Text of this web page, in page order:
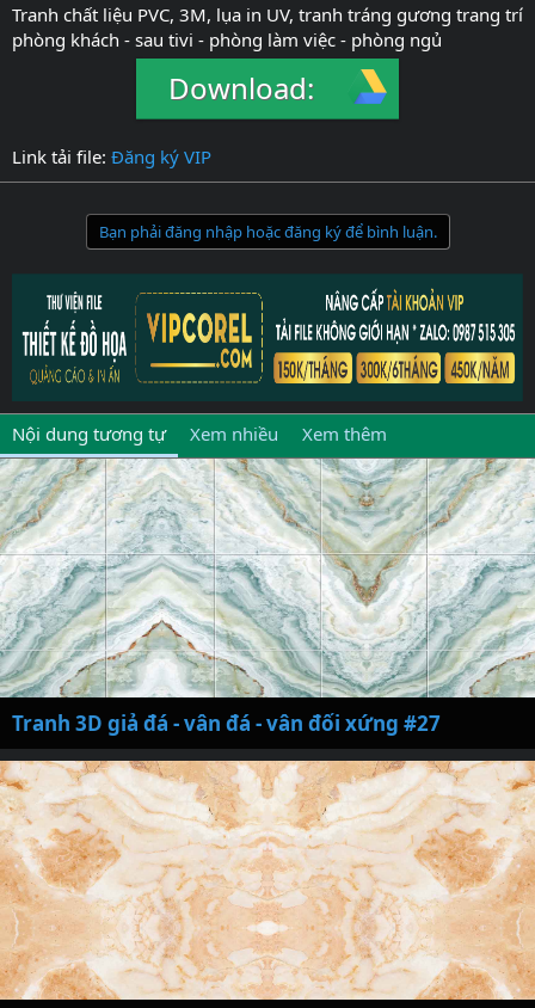
Tranh chất liệu PVC, 3M, lụa in UV, tranh tráng gương trang trí
phòng khách - sau tivi - phòng làm việc - phòng ngủ
Download:
Link tải file: Đăng ký VIP
Bạn phải đăng nhập hoặc đăng ký để bình luận.
Nội dung tương tự Xem nhiều Xem thêm
Tranh 3D giả đá - vân đá - vân đối xứng #27